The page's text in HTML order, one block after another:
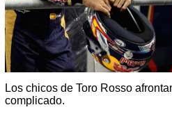
Los chicos de Toro Rosso
complicado.